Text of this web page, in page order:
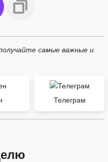
самые важные и
Телеграм